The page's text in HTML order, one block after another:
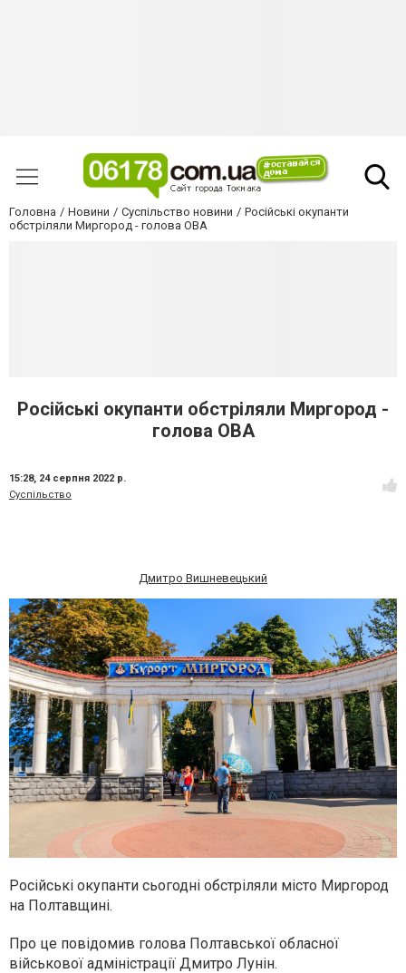
Головна Новини Суспільство новини
Російські окупанти
обстріляли Миргород - голова ОВА
Російські окупанти обстріляли Миргород -
голова ОВА
15:28, 24 серпня 2022 р.
Суспільство
Дмитро Вишневецький
Російські окупанти сьогодні обстріляли місто Миргород
на Полтавщині.
Про це повідомив голова Полтавської обласної
військової адміністрації Дмитро Лунін.